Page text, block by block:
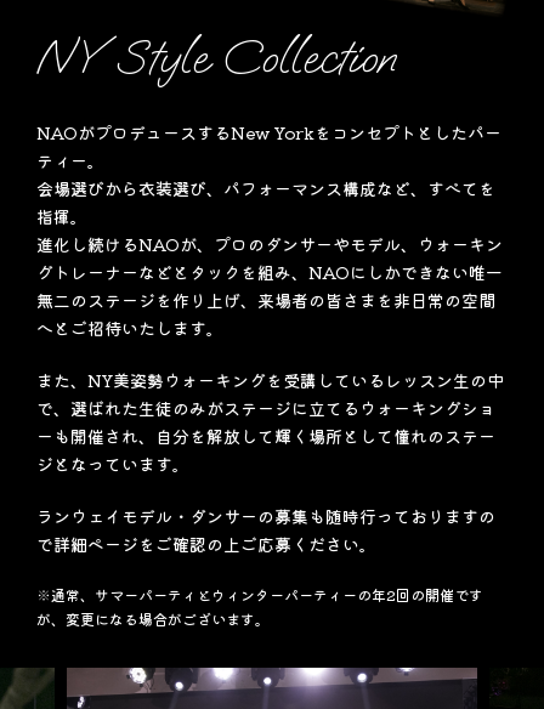
NY Style Collection
NAOがプロデュースするNew Yorkをコンセプトとしたパー
ティー。
会場選びから衣装選び、パフォーマンス構成など、すべてを
指揮。
進化し続けるNAOが、プロのダンサーやモデル、ウォーキン
グトレーナーなどとタックを組み、NAOにしかできない唯一
無二のステージを作り上げ、来場者の皆さまを非日常の空間
へとご招待いたします。
また、NY美姿勢ウォーキングを受講しているレッスン生の中
で、選ばれた生徒のみがステージに立てるウォーキングショ
ーも開催され、自分を解放して輝く場所として憧れのステー
ジとなっています。
ランウェイモデル・ダンサーの募集も随時行っておりますの
で詳細ページをご確認の上ご応募ください。
※通常、サマーパーティとウィンターパーティーの年2回の開催です
が、変更になる場合がございます。